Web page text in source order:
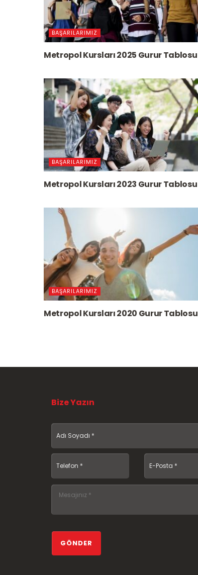
BAŞARILARIMIZ
Metropol Kursları 2025 Gurur Tablosu
BAŞARILARIMIZ
Metropol Kursları 2023 Gurur Tablosu
BAŞARILARIMIZ
Metropol Kursları 2020 Gurur Tablosu
Bize Yazın